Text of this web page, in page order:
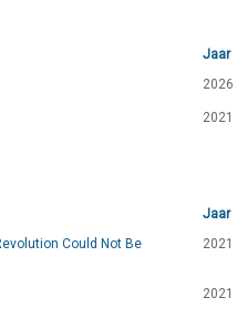
Jaar
2026
2021
Jaar
Could Not Be
2021
2021